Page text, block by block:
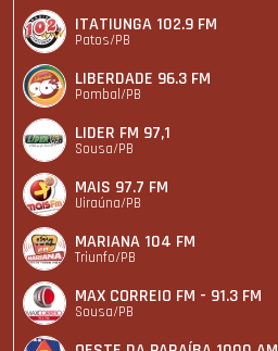
ITATIUNGA 102.9 FM
Patos/PB
LIBERDADE 96.3 FM
Pombal/PB
LIDER FM 97,1
Sousa/PB
MAIS 97.7 FM
Uiraúna/PB
MARIANA 104 FM
Triunfo/PB
MAX CORREIO FM - 91.3 FM
Sousa/PB